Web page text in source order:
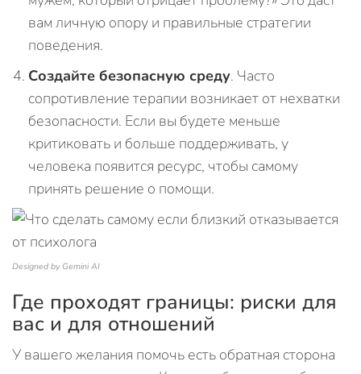
вам личную опору и правильные стратегии
поведения.
Создайте безопасную среду. Часто
сопротивление терапии возникает от нехватки
безопасности. Если вы будете меньше
критиковать и больше поддерживать, у
человека появится ресурс, чтобы самому
принять решение о помощи.
Designed by Gemini AI
Где проходят границы: риски для
вас и для отношений
У вашего желания помочь есть обратная сторона